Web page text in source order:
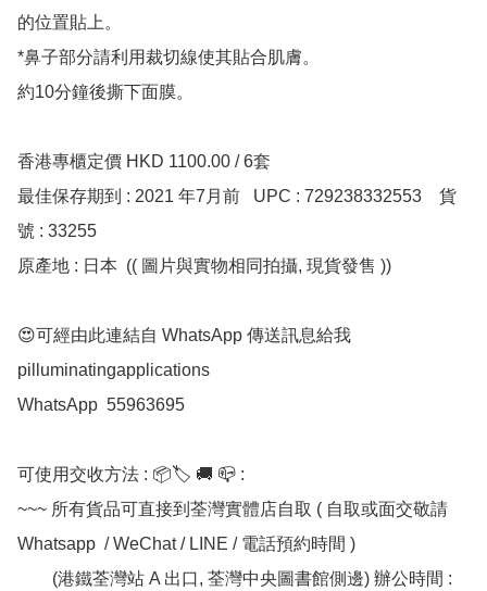
的位置貼上。
*鼻子部分請利用裁切線使其貼合肌膚。
約10分鐘後撕下面膜。
香港專櫃定價 HKD 1100.00 / 6套
最佳保存期到 : 2021 年7月前   UPC : 729238332553    貨
號 : 33255
原產地 : 日本  (( 圖片與實物相同拍攝, 現貨發售 ))
😍可經由此連結自 WhatsApp 傳送訊息給我
pilluminatingapplications
WhatsApp  55963695
可使用交收方法 : 📦🏷 🚚 📪 :
~~~ 所有貨品可直接到荃灣實體店自取 ( 自取或面交敬請
Whatsapp  / WeChat / LINE / 電話預約時間 )